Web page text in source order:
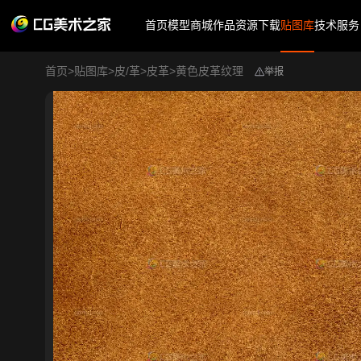
首页模型商城作品资源下载贴图库技术服务
首页>贴图库>皮/革>皮革>黄色皮革纹理 举报